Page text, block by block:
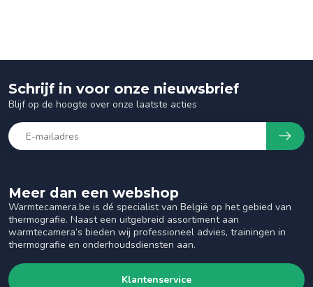
Meer dan een webshop
Warmtecamera.be is dé specialist van België op het gebied van
thermografie. Naast een uitgebreid assortiment aan
warmtecamera’s bieden wij professioneel advies, trainingen in
thermografie en onderhoudsdiensten aan.
Klantenservice
Schrijf in voor onze nieuwsbrief
Blijf op de hoogte over onze laatste acties